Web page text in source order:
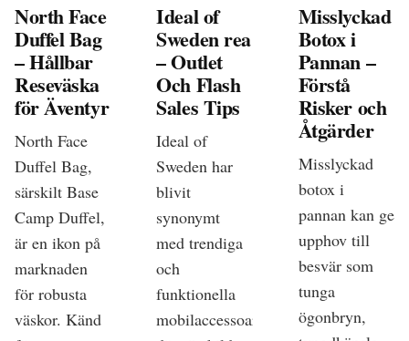
North Face
Duffel Bag
– Hållbar
Reseväska
för Äventyr
North Face
Duffel Bag,
särskilt Base
Camp Duffel,
är en ikon på
marknaden
för robusta
väskor. Känd
Ideal of
Sweden rea
– Outlet
Och Flash
Sales Tips
Ideal of
Sweden har
blivit
synonymt
med trendiga
och
funktionella
mobilaccessoarer,
Misslyckad
Botox i
Pannan –
Förstå
Risker och
Åtgärder
Misslyckad
botox i
pannan kan ge
upphov till
besvär som
tunga
ögonbryn,